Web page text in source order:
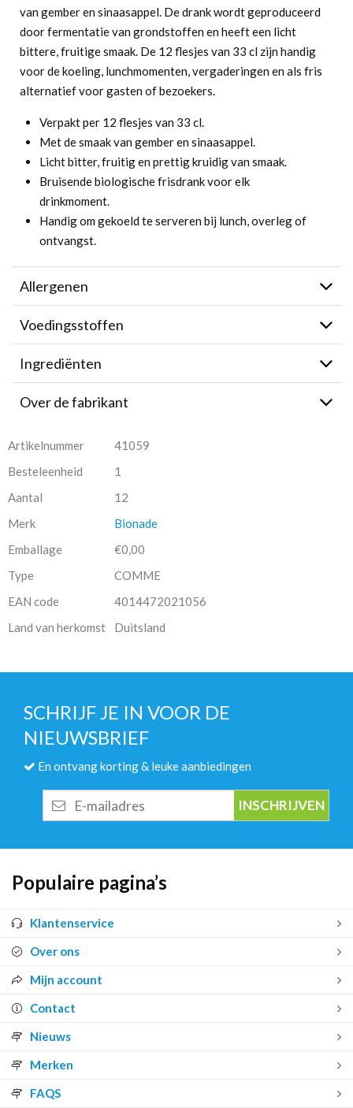
van gember en sinaasappel. De drank wordt geproduceerd
door fermentatie van grondstoffen en heeft een licht
bittere, fruitige smaak. De 12 flesjes van 33 cl zijn handig
voor de koeling, lunchmomenten, vergaderingen en als fris
alternatief voor gasten of bezoekers.
Verpakt per 12 flesjes van 33 cl.
Met de smaak van gember en sinaasappel.
Licht bitter, fruitig en prettig kruidig van smaak.
Bruisende biologische frisdrank voor elk
drinkmoment.
Handig om gekoeld te serveren bij lunch, overleg of
ontvangst.
Allergenen
Voedingsstoffen
Ingrediënten
Over de fabrikant
Artikelnummer
41059
Besteleenheid
1
Aantal
12
Merk
Bionade
Emballage
€0,00
Type
COMME
EAN code
4014472021056
Land van herkomst
Duitsland
SCHRIJF JE IN VOOR DE
NIEUWSBRIEF
En ontvang korting & leuke aanbiedingen
mailadres
Populaire pagina’s
Klantenservice
Over ons
Mijn account
Contact
Nieuws
Merken
FAQS